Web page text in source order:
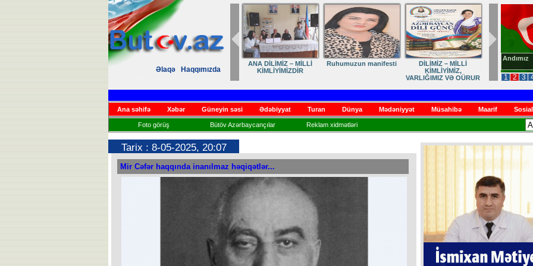
Əlaqə
Haqqımızda
1 2 3
Andımız
ANA DİLİMİZ – MİLLİ
KİMLİYİMİZDİR
Ruhumuzun manifesti
DİLİMİZ – MİLLİ
KİMLİYİMİZ,
VARLIĞIMIZ VƏ QÜRUR
Ana səhifə Xəbər Güneyin səsi Ədəbiyyat Turan Dünya Mədəniyyət Müsahibə Maarif
Foto görüş Bütöv Azərbaycançılar Reklam xidmətləri
Tarix : 8-05-2025, 20:07
Mir Cəfər haqqında inanılmaz həqiqətlər...